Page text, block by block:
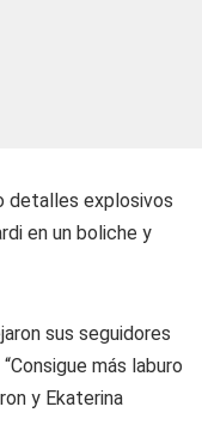
detalles explosivos
en un boliche y
sus seguidores
más laburo
y Ekaterina